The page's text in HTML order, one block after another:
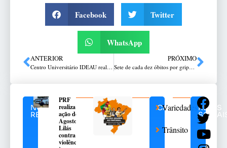
Facebook Twitter
WhatsApp
ANTERIOR
Centro Universitário IDEAU realiza Solenidade de Instalação Oficial do curso de Medicina com entrega de jalecos sobre a presença de autoridades regionais e nacionais
PRÓXIMO
Sete de cada dez óbitos por gripe nos últimos dois anos no Estado foram de idosos
NOTÍCIAS
RELACIONADAS
PRF
realiza
ação do
Agosto
Lilás
contra a
violência
CATEGORIAS
Variedades
Trânsito
REDES